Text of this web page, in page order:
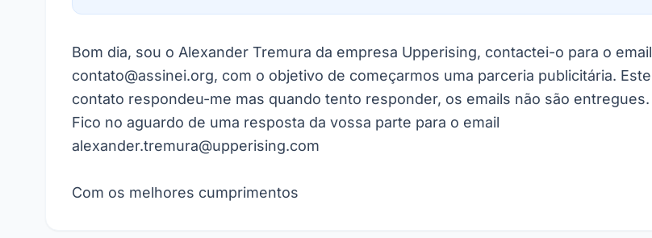
Bom dia, sou o Alexander Tremura da empresa Upperising, contactei-o para o email
contato@assinei.org, com o objetivo de começarmos uma parceria publicitária. Este
contato respondeu-me mas quando tento responder, os emails não são entregues.
Fico no aguardo de uma resposta da vossa parte para o email
alexander.tremura@upperising.com
Com os melhores cumprimentos